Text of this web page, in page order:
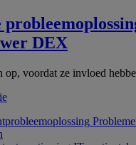
DEX
op, voordat ze invloed